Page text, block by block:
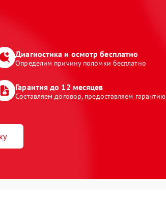
Диагностика и осмотр бесплатно
Определим причину поломки бесплатно
Гарантия до 12 месяцев
Составляем договор, предоставляем гарантию